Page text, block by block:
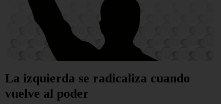
La izquierda se radicaliza cuando
vuelve al poder